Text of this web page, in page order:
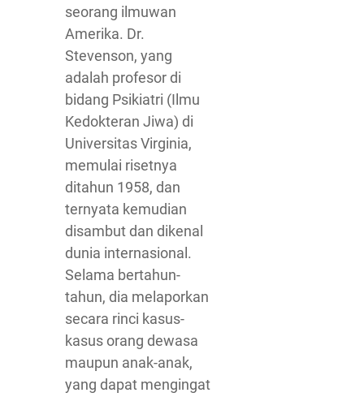
seorang ilmuwan
Amerika. Dr.
Stevenson, yang
adalah profesor di
bidang Psikiatri (Ilmu
Kedokteran Jiwa) di
Universitas Virginia,
memulai risetnya
ditahun 1958, dan
ternyata kemudian
disambut dan dikenal
dunia internasional.
Selama bertahun-
tahun, dia melaporkan
secara rinci kasus-
kasus orang dewasa
maupun anak-anak,
yang dapat mengingat